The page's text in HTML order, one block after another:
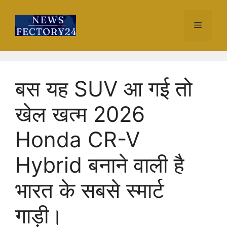
content
Menu
बस यह SUV आ गई तो
खेल खत्म 2026
Honda CR-V
Hybrid बनाने वाली है
भारत के सबसे स्मार्ट
गाड़ी।